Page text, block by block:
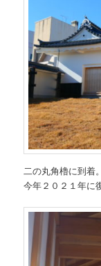
二の丸角櫓に到着。
今年２０２１年に